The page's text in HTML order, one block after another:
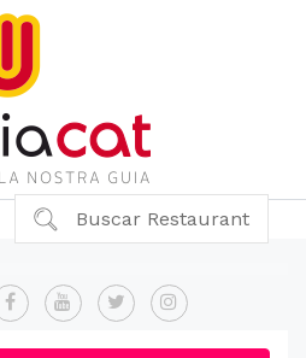
Buscar Restaurant